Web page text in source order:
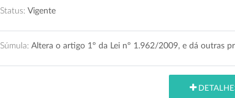
Status: Vigente
Súmula: Altera o artigo 1º da Lei nº 1.962/2009, e dá outras